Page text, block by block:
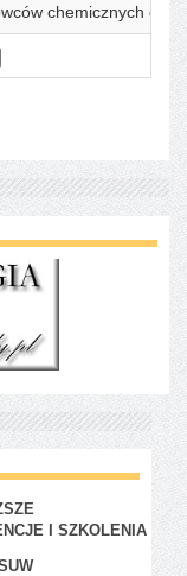
chemicznych do
I SZKOLENIA